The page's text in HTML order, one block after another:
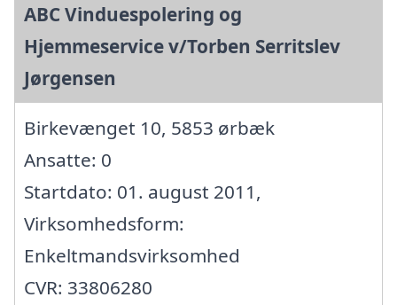
ABC Vinduespolering og
Hjemmeservice v/Torben Serritslev
Jørgensen
Birkevænget 10, 5853 ørbæk
Ansatte: 0
Startdato: 01. august 2011,
Virksomhedsform:
Enkeltmandsvirksomhed
CVR: 33806280